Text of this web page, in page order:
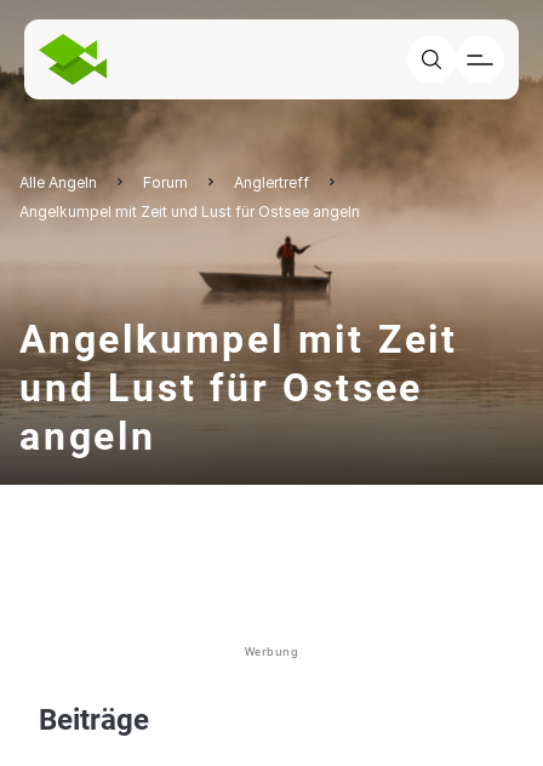
Alle Angeln Forum
Anglertreff
Angelkumpel mit Zeit und Lust für Ostsee angeln
Angelkumpel mit Zeit
und Lust für Ostsee
angeln
Werbung
Beiträge